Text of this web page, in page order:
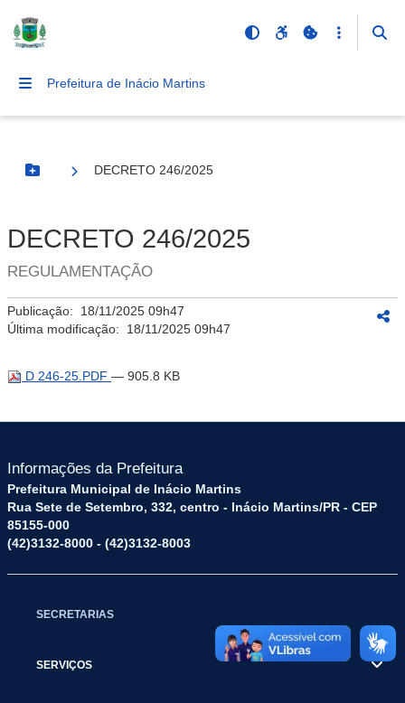
Prefeitura de Inácio Martins
Botão Menu
DECRETO 246/2025
DECRETO 246/2025
REGULAMENTAÇÃO
Publicação: 18/11/2025 09h47
Última modificação: 18/11/2025 09h47
D 246-25.PDF — 905.8 KB
Informações da Prefeitura
Prefeitura Municipal de Inácio Martins
Rua Sete de Setembro, 332, centro - Inácio Martins/PR - CEP
85155-000
(42)3132-8000 - (42)3132-8003
SECRETARIAS
SERVIÇOS